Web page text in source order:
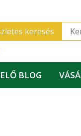
keresés
BLOG